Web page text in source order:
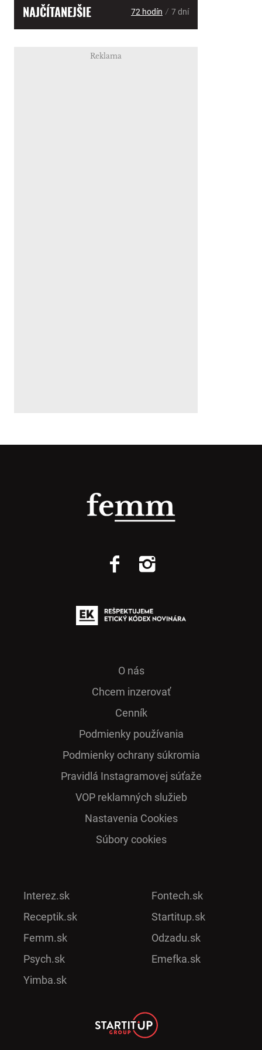
NAJČÍTANEJŠIE 72 hodín / 7 dní
Reklama
O nás
Chcem inzerovať
Cenník
Podmienky používania
Podmienky ochrany súkromia
Pra­vidlá Ins­ta­gra­mo­vej sú­ťaže
VOP reklamných služieb
Nastavenia Cookies
Súbory cookies
Interez.sk
Receptik.sk
Femm.sk
Psych.sk
Yimba.sk
Fontech.sk
Startitup.sk
Odzadu.sk
Emefka.sk